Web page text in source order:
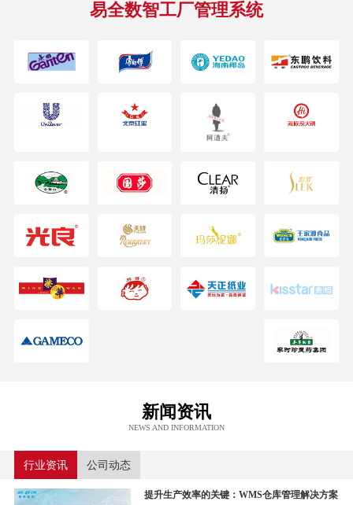
易全数智工厂管理系统
新闻资讯
NEWS AND INFORMATION
行业资讯 公司动态
提升生产效率的关键：WMS仓库管理解决方案